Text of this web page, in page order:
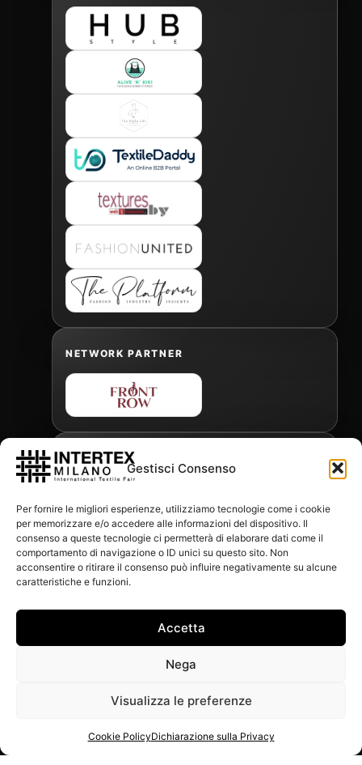
Gestisci Consenso
Per fornire le migliori esperienze, utilizziamo tecnologie come i cookie
per memorizzare e/o accedere alle informazioni del dispositivo. Il
consenso a queste tecnologie ci permetterà di elaborare dati come il
comportamento di navigazione o ID unici su questo sito. Non
acconsentire o ritirare il consenso può influire negativamente su alcune
caratteristiche e funzioni.
Accetta
Nega
Visualizza le preferenze
Cookie PolicyDichiarazione sulla Privacy
NETWORK PARTNER
OFFICIAL FREIGHT FORWARDER
Gabriele Antonini
gabrielea@isped.com